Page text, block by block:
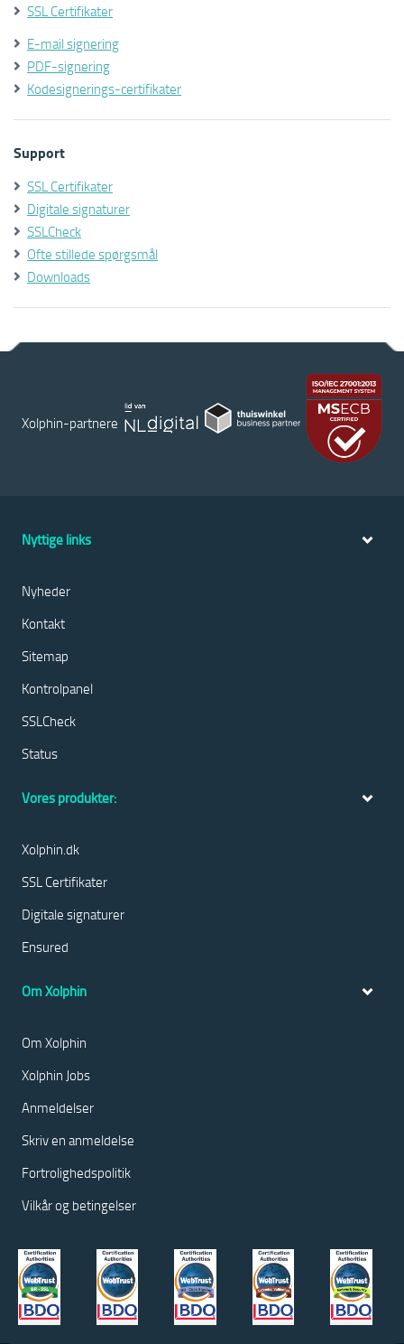
SSL Certifikater
E-mail signering
PDF-signering
Kodesignerings-certifikater
Support
SSL Certifikater
Digitale signaturer
SSLCheck
Ofte stillede spørgsmål
Downloads
Xolphin-partnere
Nyttige links
Nyheder
Kontakt
Sitemap
Kontrolpanel
SSLCheck
Status
Vores produkter:
Xolphin.dk
SSL Certifikater
Digitale signaturer
Ensured
Om Xolphin
Om Xolphin
Xolphin Jobs
Anmeldelser
Skriv en anmeldelse
Fortrolighedspolitik
Vilkår og betingelser